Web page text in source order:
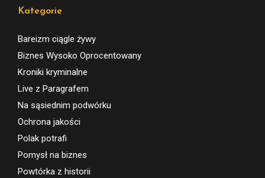
Kategorie
Bareizm ciągle żywy
Biznes Wysoko Oprocentowany
Kroniki kryminalne
Live z Paragrafem
Na sąsiednim podwórku
Ochrona jakości
Polak potrafi
Pomysł na biznes
Powtórka z historii